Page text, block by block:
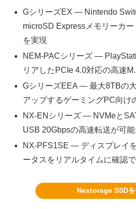
GシリーズEX — Nintendo
microSD Expressメモリーカ
を実現
NEM-PACシリーズ —
リアしたPCIe 4.0対応の高速
GシリーズEEA — 最大8TBの
アップするゲーミングPC向け
NX-ENシリーズ — NVMeと
USB 20Gbpsの高速転送が可
NX-PFS1SE — ディスプレイ
ータスをリアルタイムに確認
Nextorage SSD